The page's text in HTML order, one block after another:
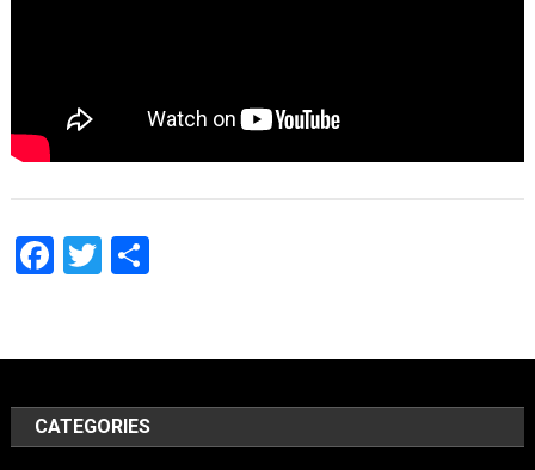
Facebook
Twitter
Share
CATEGORIES